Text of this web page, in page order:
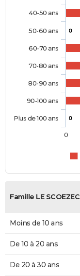
0
0
40-50 ans
50-60 ans
60-70 ans
70-80 ans
80-90 ans
90-100 ans
Plus de 100 ans
0
Famille LE SCOEZEC
Moins de 10 ans
De 10 à 20 ans
De 20 à 30 ans